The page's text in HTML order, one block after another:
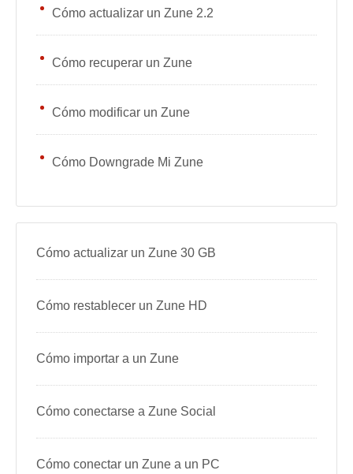
Cómo actualizar un Zune 2.2
Cómo recuperar un Zune
Cómo modificar un Zune
Cómo Downgrade Mi Zune
Cómo actualizar un Zune 30 GB
Cómo restablecer un Zune HD
Cómo importar a un Zune
Cómo conectarse a Zune Social
Cómo conectar un Zune a un PC